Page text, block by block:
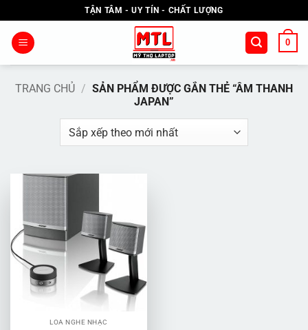
qua
nội
TẬN TÂM - UY TÍN - CHẤT LƯỢNG
0
TRANG CHỦ / SẢN PHẨM ĐƯỢC GẮN THẺ “ÂM THANH
JAPAN”
LOA NGHE NHẠC